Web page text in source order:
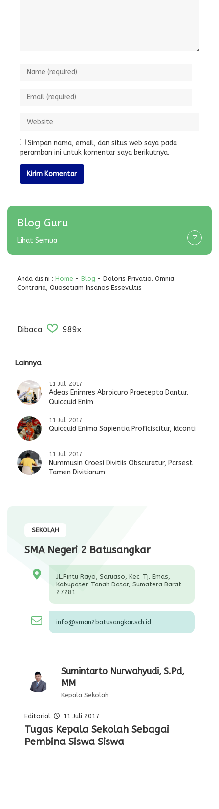
Simpan nama, email, dan situs web saya pada
peramban ini untuk komentar saya berikutnya.
Blog Guru
Lihat Semua
Anda disini : Home - Blog - Doloris Privatio. Omnia
Contraria, Quosetiam Insanos Essevultis
Dibaca 989x
Lainnya
11 Juli 2017
Adeas Enimres Abrpicuro Praecepta Dantur.
Quicquid Enim
11 Juli 2017
Quicquid Enima Sapientia Proficiscitur, Idconti
11 Juli 2017
Nummusin Croesi Divitiis Obscuratur, Parsest
Tamen Divitiarum
SEKOLAH
SMA Negeri 2 Batusangkar
JL.Pintu Rayo, Saruaso, Kec. Tj. Emas,
Kabupaten Tanah Datar, Sumatera Barat
27281
info@sman2batusangkar.sch.id
Sumintarto Nurwahyudi, S.Pd,
MM
Kepala Sekolah
Pelajaran Serta Keteladanan Dari
Para Pahlawan
Editorial 11 Juli 2017
Tugas Kepala Sekolah Sebagai
Pembina Siswa Siswa
Editorial Oleh Kepala Sekolah
Membentuk Karakter Siswa Di
Sekolah